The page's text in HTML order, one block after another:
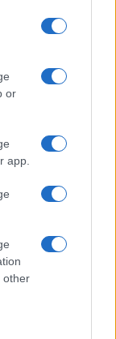
or
app.
other
in mondi